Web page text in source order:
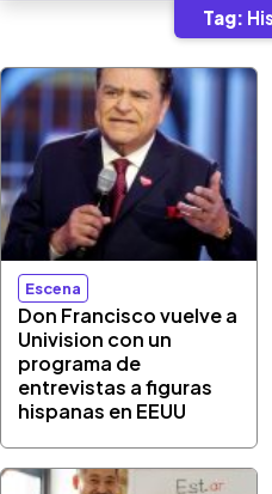
Tag:
Escena
Don Francisco vuelve a
Univision con un
programa de
entrevistas a figuras
hispanas en EEUU